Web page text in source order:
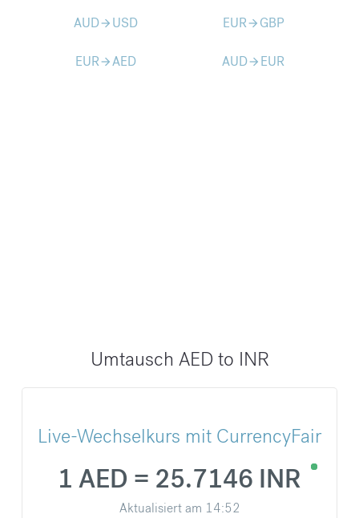
AUDarrow_forward USD EURarrow_forward GBP
EURarrow_forwardAED AUDarrow_forward EUR
Umtausch AED to INR
Live-Wechselkurs mit CurrencyFair
1 AED = 25.7146 INR
Aktualisiert am 14:52